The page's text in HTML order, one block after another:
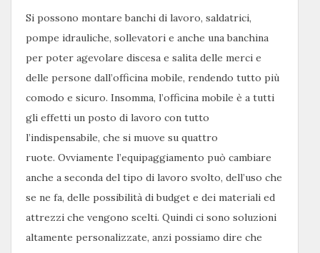
Si possono montare banchi di lavoro, saldatrici,
pompe idrauliche, sollevatori e anche una banchina
per poter agevolare discesa e salita delle merci e
delle persone dall’officina mobile, rendendo tutto più
comodo e sicuro. Insomma, l’officina mobile è a tutti
gli effetti un posto di lavoro con tutto
l’indispensabile, che si muove su quattro
ruote. Ovviamente l’equipaggiamento può cambiare
anche a seconda del tipo di lavoro svolto, dell’uso che
se ne fa, delle possibilità di budget e dei materiali ed
attrezzi che vengono scelti. Quindi ci sono soluzioni
altamente personalizzate, anzi possiamo dire che